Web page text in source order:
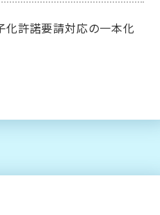
許諾要請対応の一本化